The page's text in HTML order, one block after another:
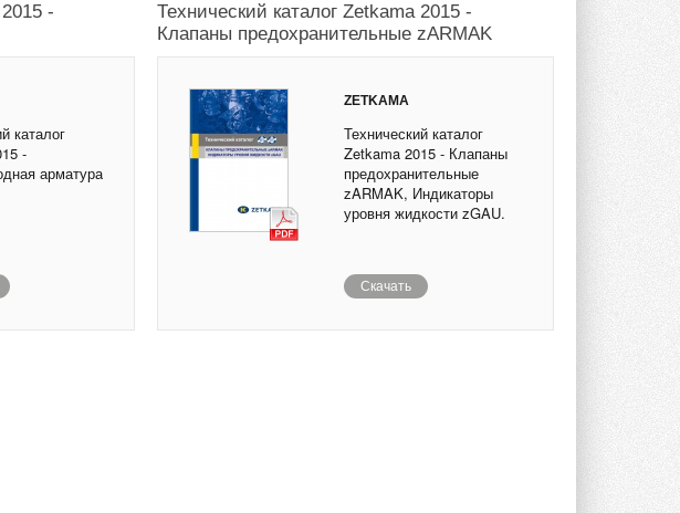
-
каталог
-
арматура
Технический каталог Zetkama 2015 -
Клапаны предохранительные zARMAK
ZETKAMA
Технический каталог
Zetkama 2015 - Клапаны
предохранительные
zARMAK, Индикаторы
уровня жидкости zGAU.
Скачать